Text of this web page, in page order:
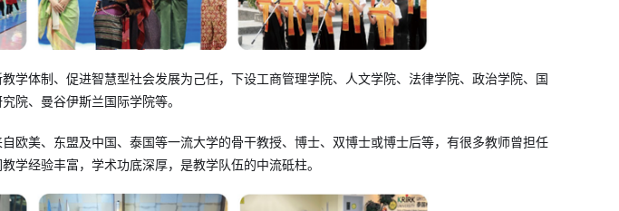
学体制、促进智慧型社会发展为己任，下设工商管理学院、人文学院、法律学院、政治学院、国
院、曼谷伊斯兰国际学院等。
欧美、东盟及中国、泰国等一流大学的骨干教授、博士、双博士或博士后等，有很多教师曾担任
学经验丰富，学术功底深厚，是教学队伍的中流砥柱。